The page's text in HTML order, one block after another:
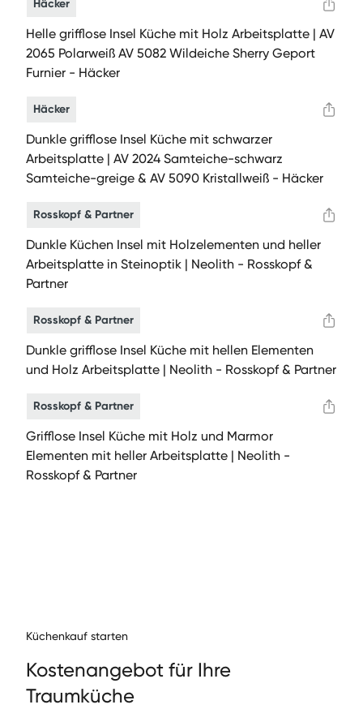
Häcker
Helle grifflose Insel Küche mit Holz Arbeitsplatte | AV
2065 Polarweiß AV 5082 Wildeiche Sherry Geport
Furnier - Häcker
Häcker
Dunkle grifflose Insel Küche mit schwarzer
Arbeitsplatte | AV 2024 Samteiche-schwarz
Samteiche-greige & AV 5090 Kristallweiß - Häcker
Rosskopf & Partner
Dunkle Küchen Insel mit Holzelementen und heller
Arbeitsplatte in Steinoptik | Neolith - Rosskopf &
Partner
Rosskopf & Partner
Dunkle grifflose Insel Küche mit hellen Elementen
und Holz Arbeitsplatte | Neolith - Rosskopf & Partner
Rosskopf & Partner
Grifflose Insel Küche mit Holz und Marmor
Elementen mit heller Arbeitsplatte | Neolith -
Rosskopf & Partner
Küchenkauf starten
Kos­te­nange­bot für Ihre
Traumküche